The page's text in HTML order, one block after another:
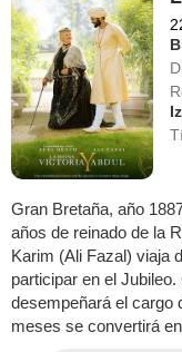
Gran Bretaña, año
años de reinado de la
Karim (Ali Fazal) viaja
participar en el
desempeñará el cargo
meses se convertirá